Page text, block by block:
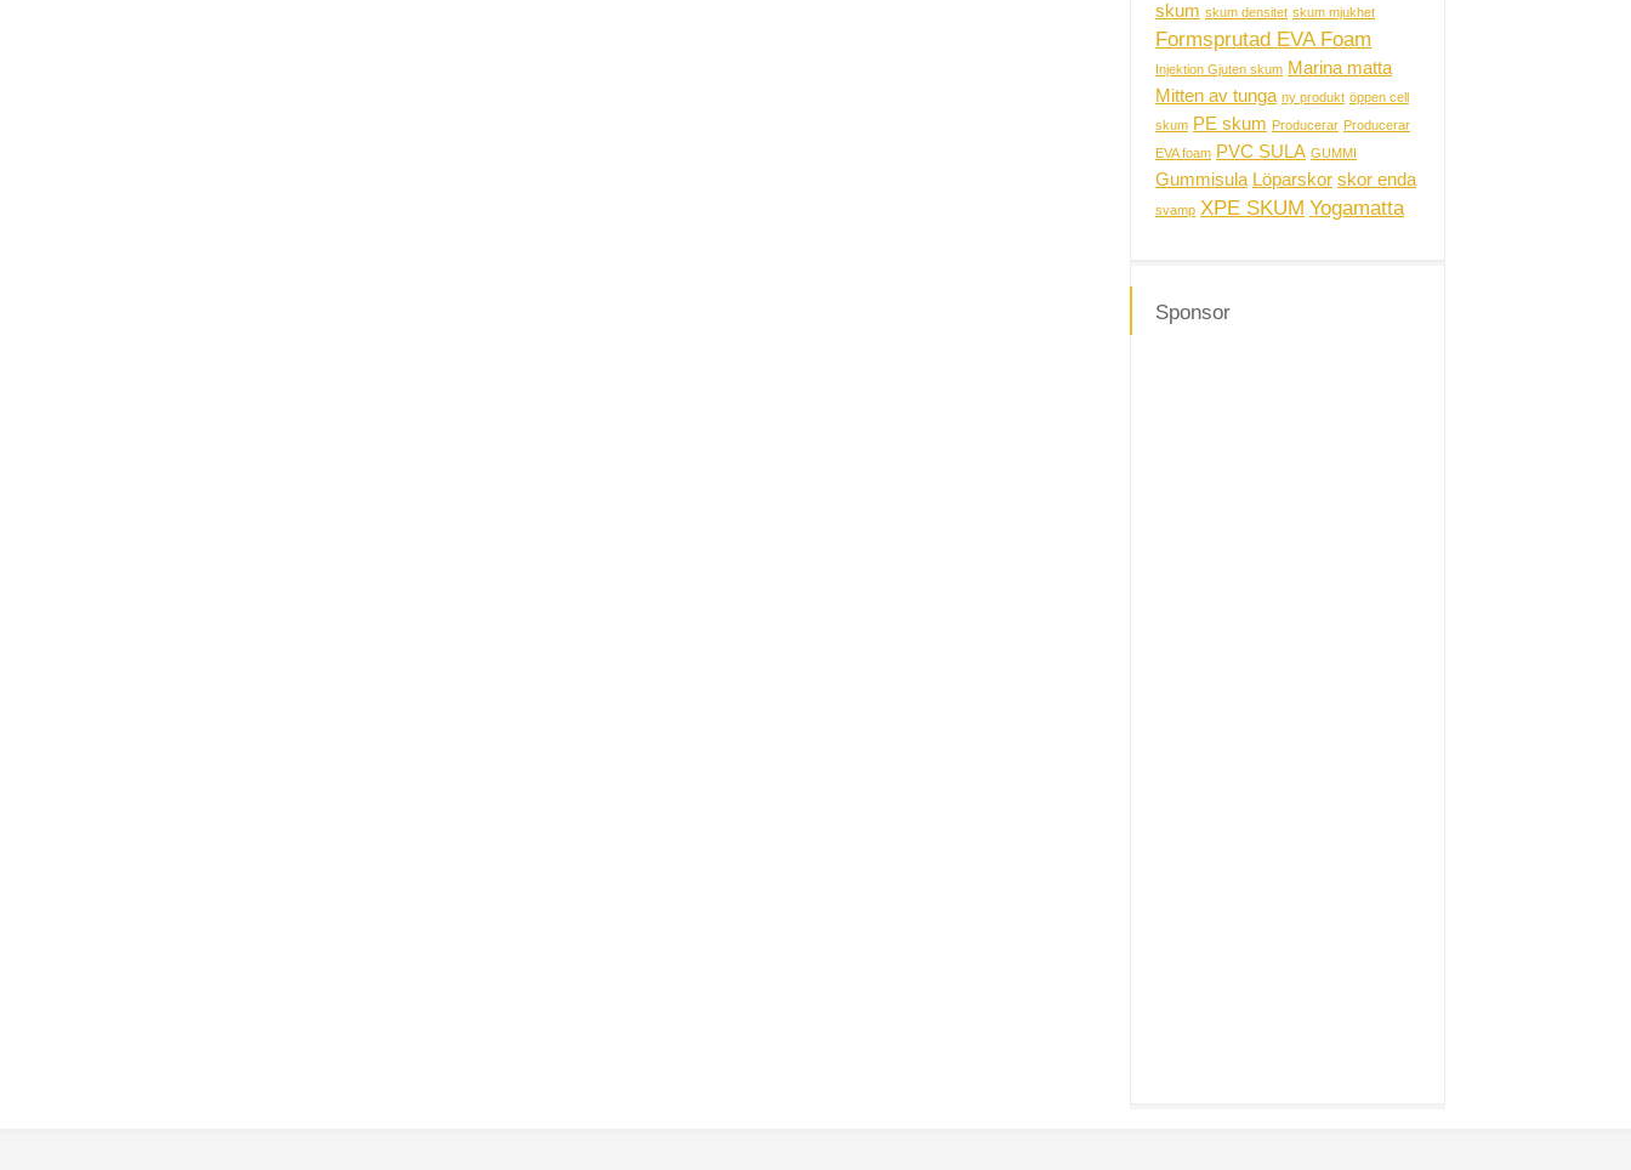
skum skum densitet skum mjukhet
Formsprutad EVA Foam
Injektion Gjuten skum Marina matta
Mitten av tunga ny produkt öppen cell
skum PE skum Producerar Producerar
EVA foam PVC SULA GUMMI
Gummisula Löparskor skor enda
svamp XPE SKUM Yogamatta
Sponsor